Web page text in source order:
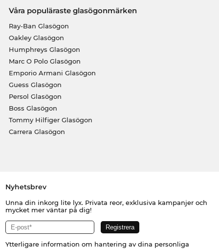
Våra populäraste glasögonmärken
Ray-Ban Glasögon
Oakley Glasögon
Humphreys Glasögon
Marc O Polo Glasögon
Emporio Armani Glasögon
Guess Glasögon
Persol Glasögon
Boss Glasögon
Tommy Hilfiger Glasögon
Carrera Glasögon
Nyhetsbrev
Unna din inkorg lite lyx. Privata reor, exklusiva kampanjer och
mycket mer väntar på dig!
Ytterligare information om hantering av dina personliga